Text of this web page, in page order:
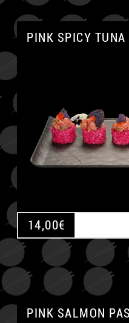
PINK SPICY TUNA
14,00€
PINK SALMON